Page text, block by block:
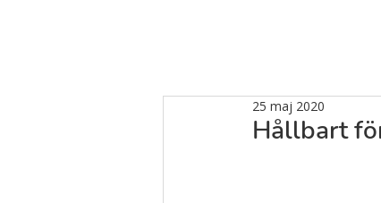
Hållbart
25 maj 2020